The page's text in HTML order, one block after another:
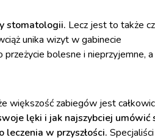
stomatologii. Lecz jest to także
unika wizyt w gabinecie
bolesne i nieprzyjemne, a
większość zabiegów jest
lęki i jak najszybciej umówić
w przyszłości. Specjaliści